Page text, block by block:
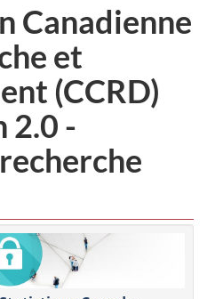
Canadienne
et
(CCRD)
2.0 -